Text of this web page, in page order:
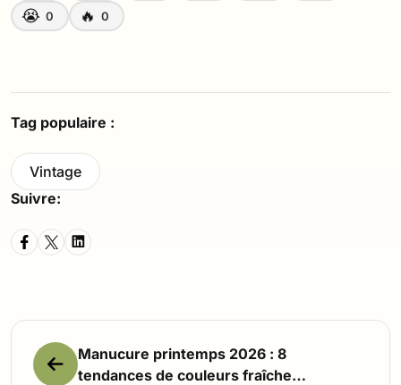
😭 0 🔥 0
Tag populaire :
Vintage
Suivre:
Manucure printemps 2026 : 8
tendances de couleurs fraîches